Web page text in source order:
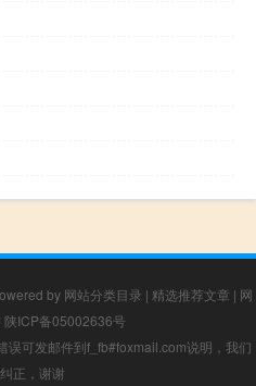
by 网站分类目录 | 精选推荐文章 | 网
陕ICP备05002636号
误可发邮件到f_fb#foxmail.com说明，我们
正，谢谢